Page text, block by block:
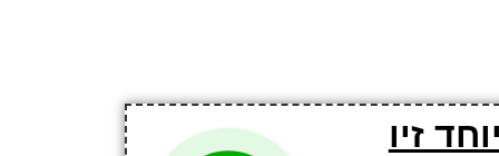
זיו